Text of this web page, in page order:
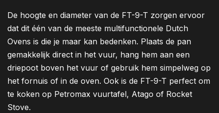
De hoogte en diameter van de FT-9-T zorgen ervoor
dat dit één van de meeste multifunctionele Dutch
Ovens is die je maar kan bedenken. Plaats de pan
gemakkelijk direct in het vuur, hang hem aan een
driepoot boven het vuur of gebruik hem simpelweg op
het fornuis of in de oven. Ook is de FT-9-T perfect om
te koken op Petromax vuurtafel, Atago of Rocket
Stove.